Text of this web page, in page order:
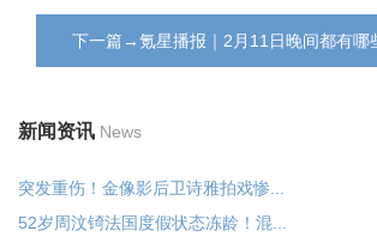
下一篇→氪星播报｜2月11日晚间都有哪
新闻资讯 News
突发重伤！金像影后卫诗雅拍戏惨...
52岁周汶锜法国度假状态冻龄！混...